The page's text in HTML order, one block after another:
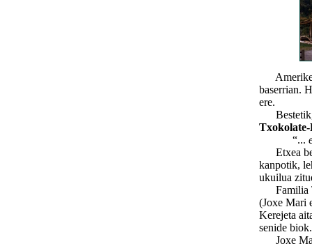
baserrian.
ere.
Bestetik,
Txokolate-
“...
Etxea
kanpotik,
ukuilua
Familia
(Joxe Mari
Kerejeta
senide biok.
Joxe